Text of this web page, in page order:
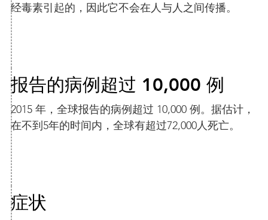
经毒素引起的，因此它不会在人与人之间传播。
报告的病例超过 10,000 例
2015 年，全球报告的病例超过 10,000 例。据估计，
在不到5年的时间内，全球有超过72,000人死亡。
症状